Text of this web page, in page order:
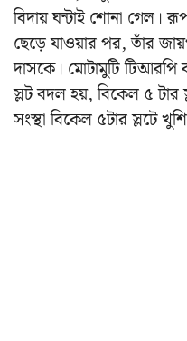
বিদায় ঘন্টাই শোনা গেল।
ছেড়ে যাওয়ার পর, তাঁর
দাসকে। মোটামুটি টিআরপি
স্লট বদল হয়, বিকেল ৫ টার
সংস্থা বিকেল ৫টার স্লটে